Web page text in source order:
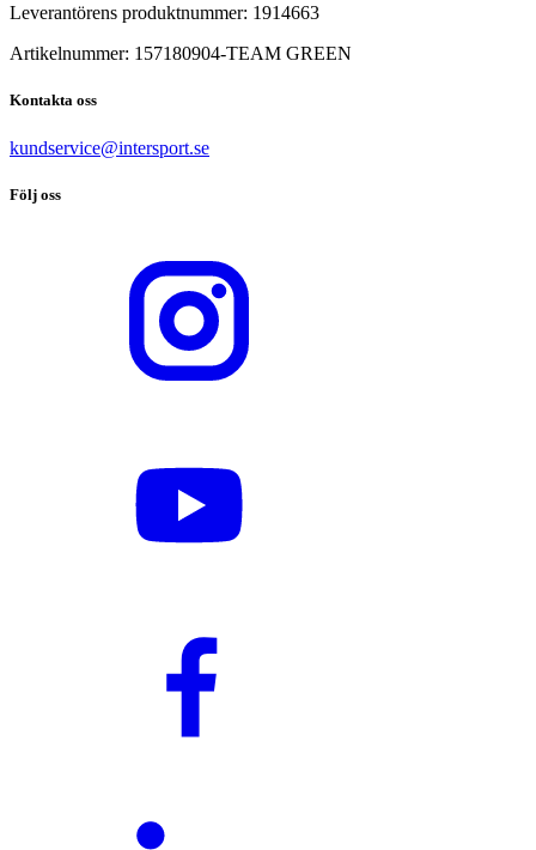
Leverantörens produktnummer: 1914663
Artikelnummer: 157180904-TEAM GREEN
Kontakta oss
kundservice@intersport.se
Följ oss